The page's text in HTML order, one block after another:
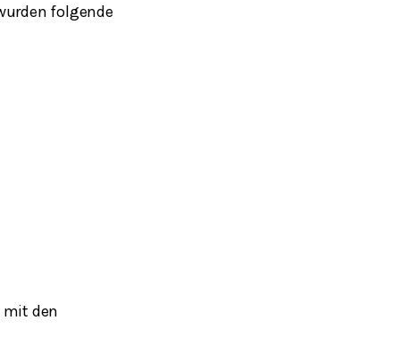
folgende
mit den